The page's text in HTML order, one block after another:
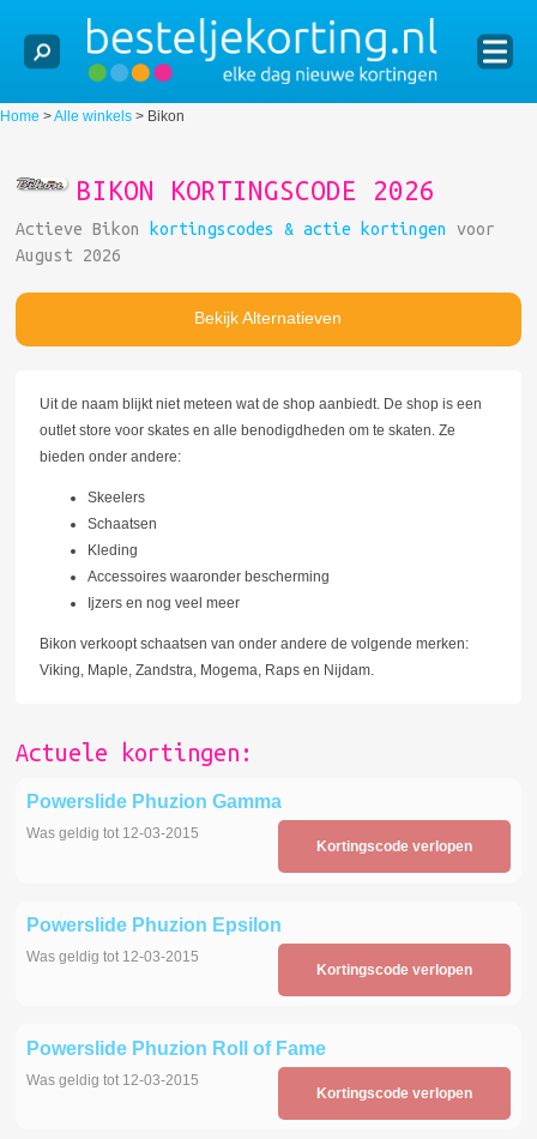
Home >Alle winkels > Bikon
BIKON KORTINGSCODE 2026
Actieve Bikon kortingscodes & actie kortingen
voor
August 2026
Bekijk Alternatieven
Uit de naam blijkt niet meteen wat de shop aanbiedt. De shop is een
outlet store voor skates en alle benodigdheden om te skaten. Ze
bieden onder andere:
Skeelers
Schaatsen
Kleding
Accessoires waaronder bescherming
Ijzers en nog veel meer
Bikon verkoopt schaatsen van onder andere de volgende merken:
Viking, Maple, Zandstra, Mogema, Raps en Nijdam.
Actuele kortingen:
Powerslide Phuzion Gamma
Kortingscode verlopen
Was geldig tot 12-03-2015
Powerslide Phuzion Epsilon
Kortingscode verlopen
Was geldig tot 12-03-2015
Powerslide Phuzion Roll of Fame
Kortingscode verlopen
Was geldig tot 12-03-2015